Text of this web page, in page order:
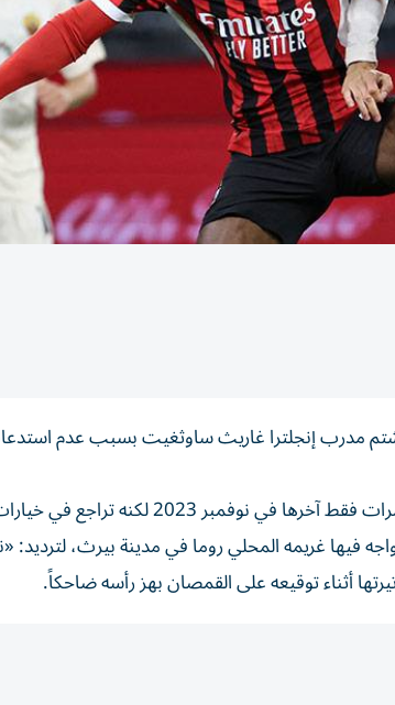
فيكايو توموري (26 عاماً) مع أنشودة تشتم مدرب إنجلترا غاريث ساوثغيت بسبب عدم
ودشن توموري مسيرته في منتخب إنجلترا عام 2019 ومثل المنتخب 5 مرات فقط آخرها
فيها غريمه المحلي روما في مدينة بيرث، لترديد:
أثناء توقيعه على القمصان بهز رأسه ضاحكاً.